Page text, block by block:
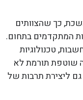
כך שהצוותים
המתקדמים בתחום.
טכנולוגיות
שוטפת תורמת לא
ליצירת תרבות של